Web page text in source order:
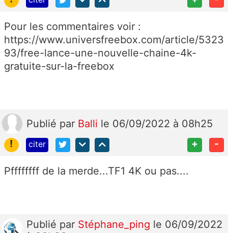
Pour les commentaires voir :
https://www.universfreebox.com/article/5323
93/free-lance-une-nouvelle-chaine-4k-
gratuite-sur-la-freebox
Publié par Balli le 06/09/2022 à 08h25
!
citer + -
Pffffffff de la merde...TF1 4K ou pas....
Publié par Stéphane_ping le 06/09/2022